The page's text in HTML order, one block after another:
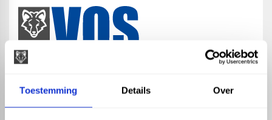
Toestemming Details Over
phone_enabled +31 416 75 02 55
mail info@vosproducts.nl